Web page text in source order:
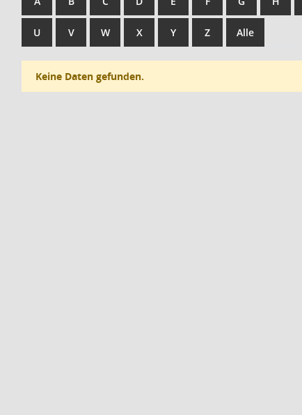
U V W X Y Z Alle
Keine Daten gefunden.